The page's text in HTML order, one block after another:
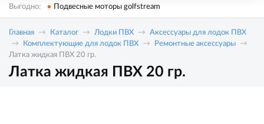
Выгодно: Подвесные моторы golfstream
Главная Каталог Лодки ПВХ
Аксессуары для лодок ПВХ
Комплектующие для лодок ПВХ
Ремонтные аксессуары
Латка жидкая ПВХ 20 гр.
Латка жидкая ПВХ 20 гр.